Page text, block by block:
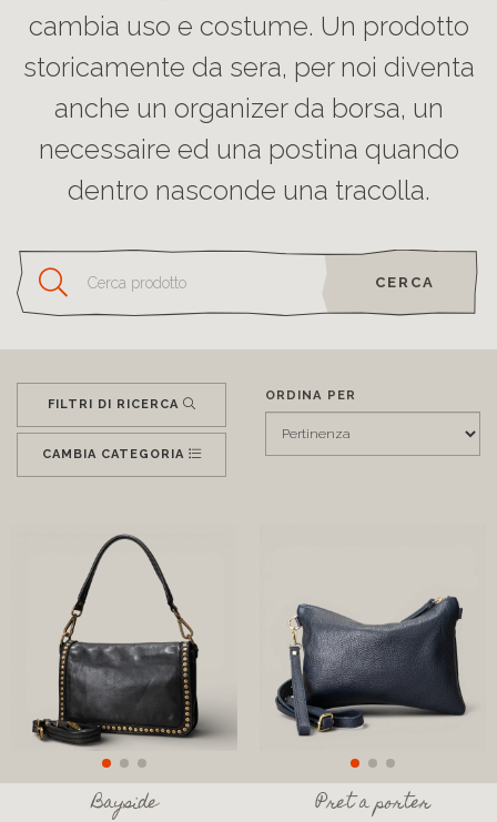
cambia uso e costume. Un prodotto
storicamente da sera, per noi diventa
anche un organizer da borsa, un
necessaire ed una postina quando
dentro nasconde una tracolla.
CERCA
FILTRI DI RICERCA
CAMBIA CATEGORIA
ORDINA PER
Bayside Pret a porter